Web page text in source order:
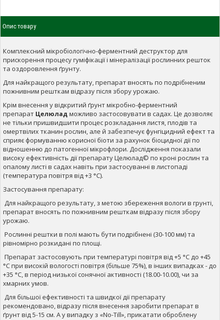
Опис товару
Комплексний мікробіологічно-ферментний деструктор для
прискорення процесу гуміфікації і мінералізації рослинних решток
та оздоровлення ґрунту.
Для найкращого результату, препарат вносять по подрібненим
пожнивним решткам відразу після збору урожаю.
Крім внесення у відкритий ґрунт мікробно-ферментний
препарат Целюлад можливо застосовувати в садах. Це дозволяє
не тільки пришвидшити процес розкладання листя, плодів та
омертвілих тканин рослин, але й забезпечує фунгіцидний ефект та
сприяє формуванню корисної біоти за рахунок біоцидної дії по
відношенню до патогенної мікрофлори. Дослідження показали
високу ефективність дії препарату Целюлад© по кроні рослин та
опалому листі в садах навіть при застосуванні в листопаді
(температура повітря від +3 °С).
Застосування препарату:
Для найкращого результату, з метою збереження вологи в грунті,
препарат вносять по пожнивним решткам відразу після збору
урожаю.
Рослинні рештки в полі мають бути подрібнені (30-100 мм) та
рівномірно розкидані по площі.
Препарат застосовують при температурі повітря від +5 °С до +45
°С при високій вологості повітря (більше 75%), в інших випадках - до
+35 °С, в період низької сонячної активності (18.00-10.00), чи за
хмарних умов.
Для більшої ефективності та швидкої дії препарату
рекомендовано, відразу після внесення заробити препарат в
ґрунт від 5-15 см. А у випадку з «No-Till», прикатати оброблену